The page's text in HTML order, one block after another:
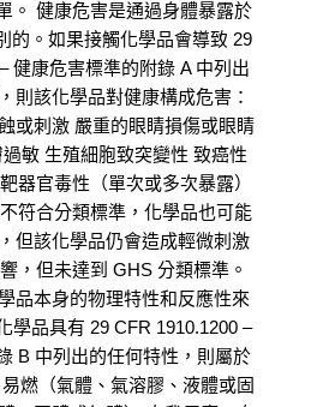
。 健康危害是通過身體暴露於
的。如果接觸化學品會導致 29
健康危害標準的附錄 A 中列出
則該化學品對健康構成危害：
或刺激 嚴重的眼睛損傷或眼睛
敏 生殖細胞致突變性 致癌性
器官毒性（單次或多次暴露）
符合分類標準，化學品也可能
但該化學品仍會造成輕微刺激
，但未達到 GHS 分類標準。
品本身的物理特性和反應性來
學品具有 29 CFR 1910.1200 –
B 中列出的任何特性，則屬於
燃（氣體、氣溶膠、液體或固